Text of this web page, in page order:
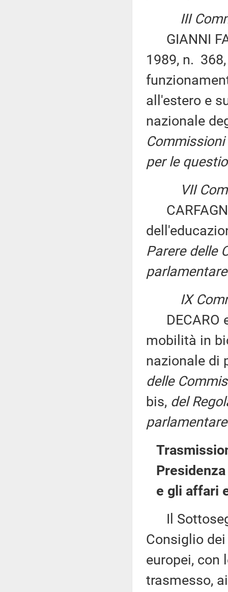
III
GIANNI
1989, n.
all'estero e
nazionale
per le
VII
Parere delle
IX
DECARO
mobilità in
nazionale di
delle
bis, del
e gli affari
Il
Consiglio
europei, con
trasmesso,